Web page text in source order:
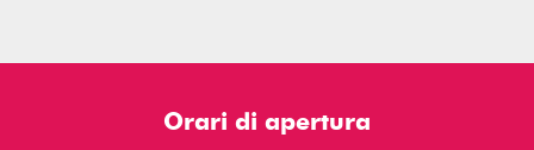
Orari di apertura